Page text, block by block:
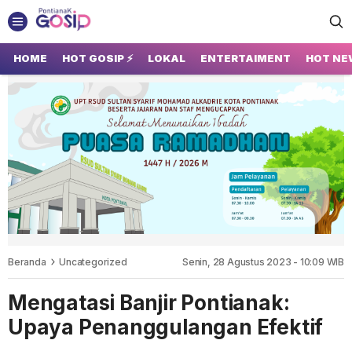
GOSIP PONTIANAK
Tempatnya Gosip Terupdate Pontianak
HOME HOT GOSIP ⚡ LOKAL ENTERTAIMENT HOT
Beranda Uncategorized Senin, 28 Agustus 2023 - 10:09 WIB
Mengatasi Banjir Pontianak:
Upaya Penanggulangan Efektif